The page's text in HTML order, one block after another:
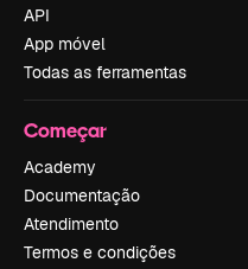
API
App móvel
Todas as ferramentas
Começar
Academy
Documentação
Atendimento
Termos e condições